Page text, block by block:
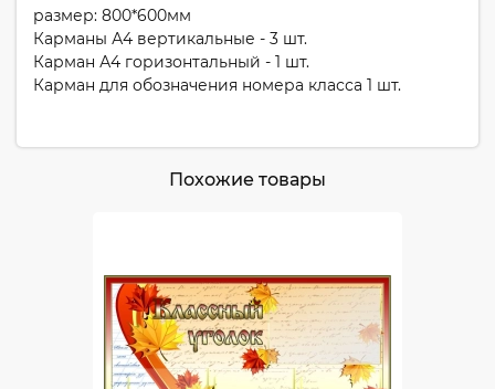
размер: 800*600мм
Карманы А4 вертикальные - 3 шт.
Карман А4 горизонтальный - 1 шт.
Карман для обозначения номера класса 1 шт.
Похожие товары